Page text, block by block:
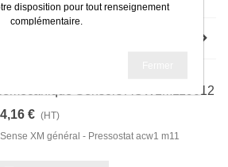
Sensors ACW1M119012
€ (HT)
XM général - Pressostat acw1 m11
disposition pour tout renseignement
complémentaire.